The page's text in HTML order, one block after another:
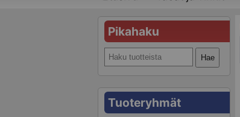
Pikahaku
Tuoteryhmät